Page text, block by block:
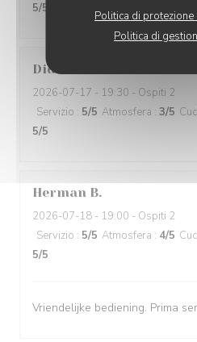
Politica di
Politica di
5/5
Didier
2026-07-17 - 19:30 - Ospiti 2
Servizio : 5/5 Atmosfera : 3/5
5/5
Herman B
2026-07-18 - 19:00 - Ospiti 2
Servizio : 5/5 Atmosfera : 4/5
5/5
Vriendelijke bediening. Prima